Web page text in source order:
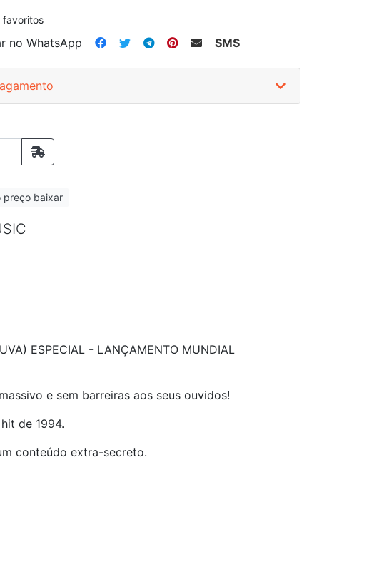
favoritos
no WhatsApp SMS
preço baixar
ESPECIAL - LANÇAMENTO MUNDIAL
e sem barreiras aos seus ouvidos!
de 1994.
conteúdo extra-secreto.